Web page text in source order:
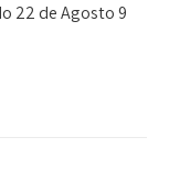
22 de Agosto 9